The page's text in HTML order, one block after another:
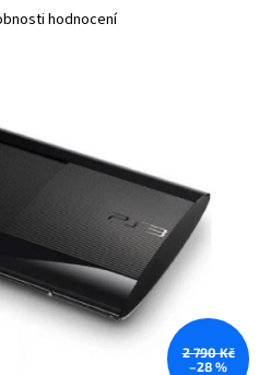
hodnocení
2 790 Kč
–28 %